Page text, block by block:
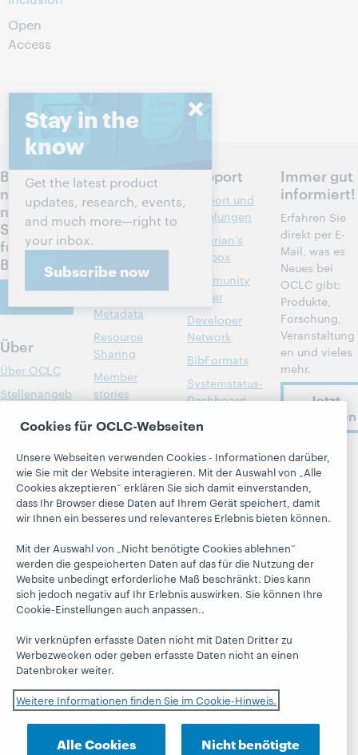
Open
Access
Stay in the
know
Get the latest product
updates, research, events,
and much more—right to
your inbox.
Subscribe now
Bespreche
n Sie die
nächsten
Schritte
für Ihre
Bibliothek
Über
Über OCLC
Stellenangeb
Respekt und
Zugehörigkeit
Finanzen
Führung
Mitgliedschaft
Trust Center
Produkte
Recherche
und
Literaturverwe
ise
Bibliotheksma
nagement
Metadata
Resource
Sharing
Member
stories
und Services »
Lernen
Research
WebJunction
en
On-Demand-
Webinare
Support
Support und
Schulungen
Librarian’s
Toolbox
Community
Center
Developer
Network
BibFormats
Systemstatus-
Dashboard
Blogs
Next Blog
Blog
„Hanging
Together“
Leadership
blog
Immer gut
informiert!
Erfahren Sie
direkt per E-
Mail, was es
Neues bei
OCLC gibt:
Produkte,
Forschung,
Veranstaltung
en und vieles
mehr.
Jetzt
anmelden
OCLC
folgen
© 2026 OCLC
Handelsmarken und / oder Dienstleistungsmarken von
OCLC, Inc. und ihrer Tochtergesellschaften
Datenschutzerklärung Cookie-Hinweis
Cookie-Einstellungen anpassen
Cookies für OCLC-Webseiten
Unsere Webseiten verwenden Cookies - Informationen darüber,
wie Sie mit der Website interagieren. Mit der Auswahl von „Alle
Cookies akzeptieren“ erklären Sie sich damit einverstanden,
dass Ihr Browser diese Daten auf Ihrem Gerät speichert, damit
wir Ihnen ein besseres und relevanteres Erlebnis bieten können.
Mit der Auswahl von „Nicht benötigte Cookies ablehnen“
werden die gespeicherten Daten auf das für die Nutzung der
Website unbedingt erforderliche Maß beschränkt. Dies kann
sich jedoch negativ auf Ihr Erlebnis auswirken. Sie können Ihre
Cookie-Einstellungen auch anpassen..
Wir verknüpfen erfasste Daten nicht mit Daten Dritter zu
Werbezwecken oder geben erfasste Daten nicht an einen
Datenbroker weiter.
Weitere Informationen finden Sie im Cookie-Hinweis.
Alle Cookies
Nicht benötigte